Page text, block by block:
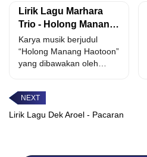
Lirik Lagu Marhara
Trio - Holong Manang
Haotoon
Karya musik berjudul
“Holong Manang Haotoon”
yang dibawakan oleh
Lirik Lagu Dek Aroel - Pacaran